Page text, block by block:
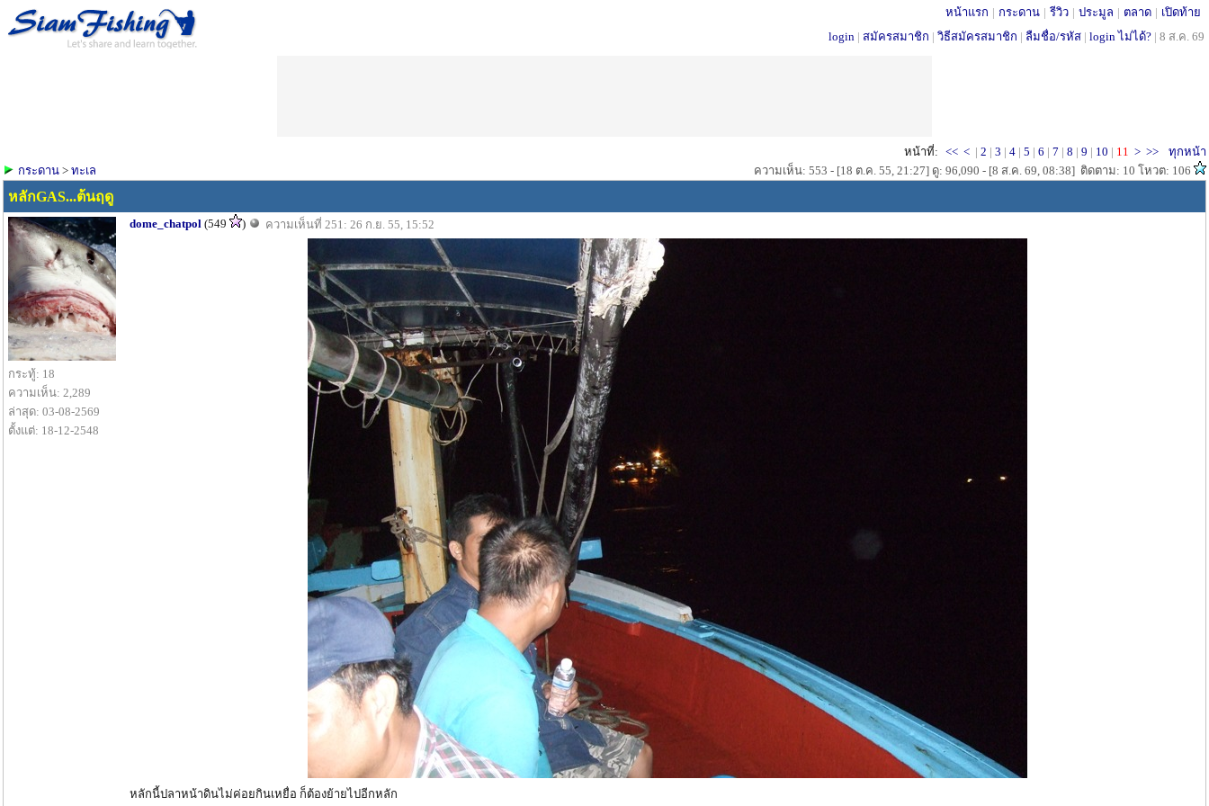
หน้าแรก | กระดาน | รีวิว | ประมูล | ตลาด | เปิดท้าย
login | สมัครสมาชิก | วิธีสมัครสมาชิก | ลืมชื่อ/รหัส | login ไม่ได้? | 8 ส.ค. 69
หน้าที่: << < | 2 | 3 | 4 | 5 | 6 | 7 | 8 | 9 | 10 | 11 > >>
ทุกหน้า
กระดาน > ทะเล ความเห็น: 553 - [18 ต.ค. 55, 21:27] ดู: 96,090 - [8 ส.ค. 69, 08:38] ติดตาม: 10 โหวต: 106
หลักGAS...ต้นฤดู
กระทู้: 18
ความเห็น: 2,289
ล่าสุด: 03-08-2569
ตั้งแต่: 18-12-2548
dome_chatpol (549 ) ความเห็นที่ 251: 26 ก.ย. 55, 15:52
หลักนี้ปลาหน้าดินไม่ค่อยกินเหยื่อ ก็ต้องย้ายไปอีกหลัก